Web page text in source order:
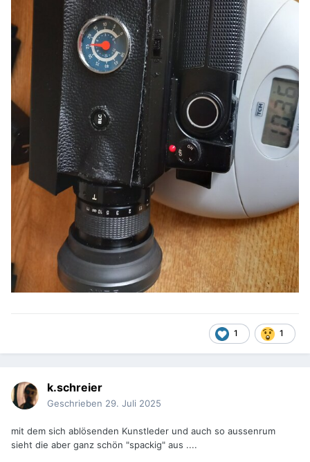
1 1
k.schreier
Geschrieben 29. Juli 2025
mit dem sich ablösenden Kunstleder und auch so aussenrum
sieht die aber ganz schön "spackig" aus ....